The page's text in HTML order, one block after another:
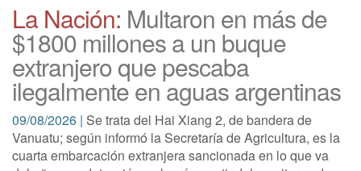
La Nación: Multaron en más de
$1800 millones a un buque
extranjero que pescaba
ilegalmente en aguas argentinas
09/08/2026 | Se trata del Hai Xiang 2, de bandera de
Vanuatu; según informó la Secretaría de Agricultura, es la
cuarta embarcación extranjera sancionada en lo que va